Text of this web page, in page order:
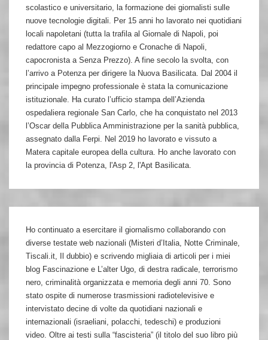
scolastico e universitario, la formazione dei giornalisti sulle
nuove tecnologie digitali. Per 15 anni ho lavorato nei quotidiani
locali napoletani (tutta la trafila al Giornale di Napoli, poi
redattore capo al Mezzogiorno e Cronache di Napoli,
capocronista a Senza Prezzo). A fine secolo la svolta, con
l’arrivo a Potenza per dirigere la Nuova Basilicata. Dal 2004 il
principale impegno professionale è stata la comunicazione
istituzionale. Ha curato l’ufficio stampa dell’Azienda
ospedaliera regionale San Carlo, che ha conquistato nel 2013
l’Oscar della Pubblica Amministrazione per la sanità pubblica,
assegnato dalla Ferpi. Nel 2019 ho lavorato e vissuto a
Matera capitale europea della cultura. Ho anche lavorato con
la provincia di Potenza, l'Asp 2, l'Apt Basilicata.
Ho continuato a esercitare il giornalismo collaborando con
diverse testate web nazionali (Misteri d’Italia, Notte Criminale,
Tiscali.it, Il dubbio) e scrivendo migliaia di articoli per i miei
blog Fascinazione e L’alter Ugo, di destra radicale, terrorismo
nero, criminalità organizzata e memoria degli anni 70. Sono
stato ospite di numerose trasmissioni radiotelevisive e
intervistato decine di volte da quotidiani nazionali e
internazionali (israeliani, polacchi, tedeschi) e produzioni
video. Oltre ai testi sulla “fascisteria” (il titolo del suo libro più